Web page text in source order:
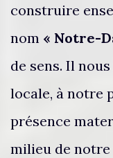
construire
nom « Notre-
de sens. Il
locale, à notre
présence
milieu de notre